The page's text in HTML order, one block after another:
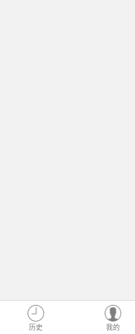
历史 我的